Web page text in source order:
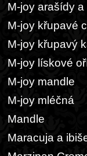
M-joy arašídy a
M-joy křupavé
M-joy křupavý
M-joy lískové
M-joy mandle
M-joy mléčná
Mandle
Maracuja a